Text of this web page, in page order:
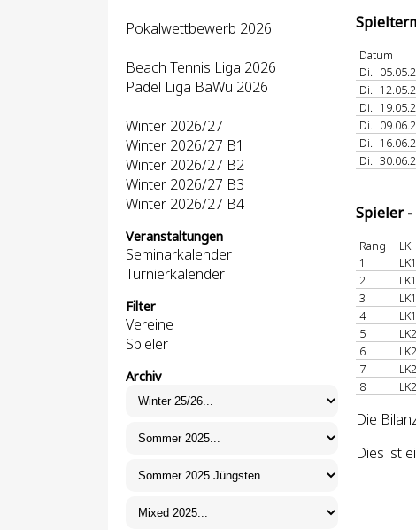
Pokalwettbewerb 2026
Beach Tennis Liga 2026
Padel Liga BaWü 2026
Winter 2026/27
Winter 2026/27 B1
Winter 2026/27 B2
Winter 2026/27 B3
Winter 2026/27 B4
Veranstaltungen
Seminarkalender
Turnierkalender
Filter
Vereine
Spieler
Archiv
Datum
Di.
Di.
Di.
Di.
Di.
Di.
Spieler -
Rang LK
1
2
3
4
5
6
7
8
Die
Dies ist